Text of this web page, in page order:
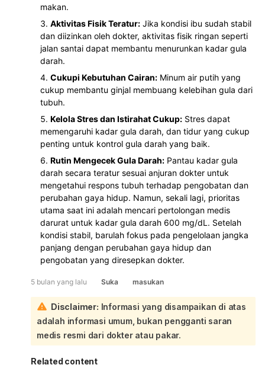
makan.
Aktivitas Fisik Teratur: Jika kondisi ibu sudah stabil
dan diizinkan oleh dokter, aktivitas fisik ringan seperti
jalan santai dapat membantu menurunkan kadar gula
darah.
Cukupi Kebutuhan Cairan: Minum air putih yang
cukup membantu ginjal membuang kelebihan gula dari
tubuh.
Kelola Stres dan Istirahat Cukup: Stres dapat
memengaruhi kadar gula darah, dan tidur yang cukup
penting untuk kontrol gula darah yang baik.
Rutin Mengecek Gula Darah: Pantau kadar gula
darah secara teratur sesuai anjuran dokter untuk
mengetahui respons tubuh terhadap pengobatan dan
perubahan gaya hidup. Namun, sekali lagi, prioritas
utama saat ini adalah mencari pertolongan medis
darurat untuk kadar gula darah 600 mg/dL. Setelah
kondisi stabil, barulah fokus pada pengelolaan jangka
panjang dengan perubahan gaya hidup dan
pengobatan yang diresepkan dokter.
5 bulan yang lalu Suka masukan
Disclaimer: Informasi yang disampaikan di atas
adalah informasi umum, bukan pengganti saran
medis resmi dari dokter atau pakar.
Related content